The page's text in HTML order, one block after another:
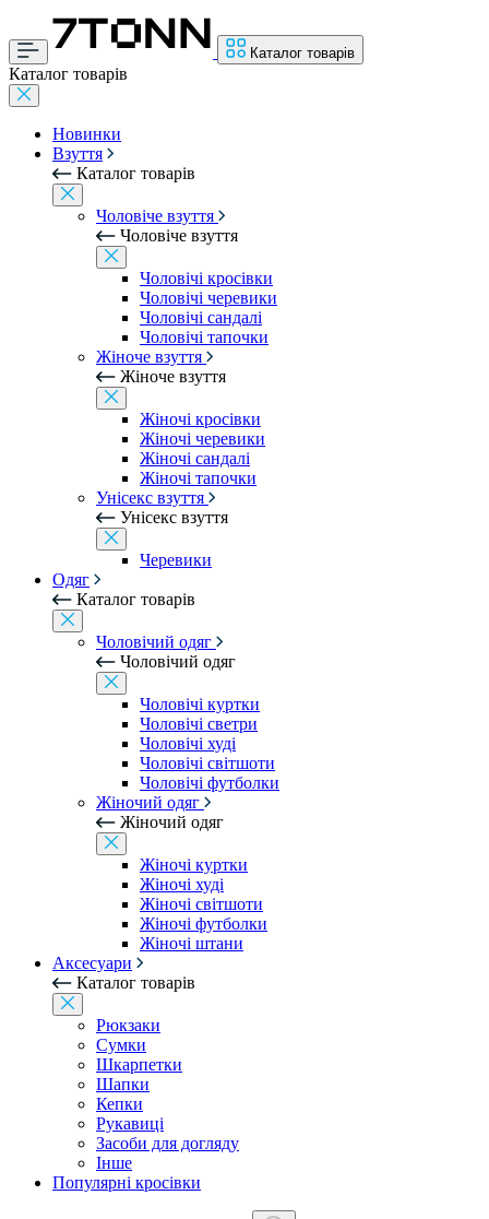
Каталог товарів
Каталог товарів
Новинки
Взуття
Каталог товарів
Чоловіче взуття
Чоловіче взуття
Чоловічі кросівки
Чоловічі черевики
Чоловічі сандалі
Чоловічі тапочки
Жіноче взуття
Жіноче взуття
Жіночі кросівки
Жіночі черевики
Жіночі сандалі
Жіночі тапочки
Унісекс взуття
Унісекс взуття
Черевики
Одяг
Каталог товарів
Чоловічий одяг
Чоловічий одяг
Чоловічі куртки
Чоловічі светри
Чоловічі худі
Чоловічі світшоти
Чоловічі футболки
Жіночий одяг
Жіночий одяг
Жіночі куртки
Жіночі худі
Жіночі світшоти
Жіночі футболки
Жіночі штани
Аксесуари
Каталог товарів
Рюкзаки
Сумки
Шкарпетки
Шапки
Кепки
Рукавиці
Засоби для догляду
Інше
Популярні кросівки